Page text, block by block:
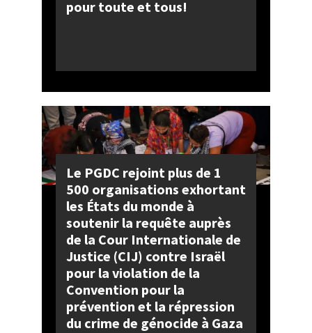
pour toute et tous!
Le PGDC rejoint plus de 1
500 organisations exhortant
les États du monde à
soutenir la requête auprès
de la Cour Internationale de
Justice (CIJ) contre Israël
pour la violation de la
Convention pour la
prévention et la répression
du crime de génocide à Gaza